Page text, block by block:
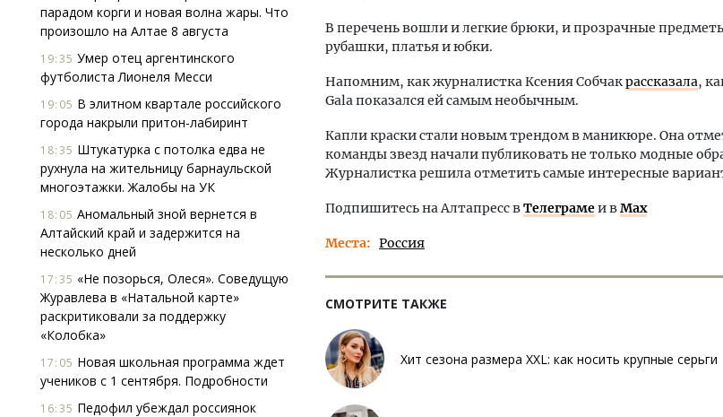
парадом корги и новая волна жары. Что
произошло на Алтае 8 августа
19:35 Умер отец аргентинского
футболиста Лионеля Месси
19:05 В элитном квартале российского
города накрыли притон-лабиринт
18:35 Штукатурка с потолка едва не
рухнула на жительницу барнаульской
многоэтажки. Жалобы на УК
18:05 Аномальный зной вернется в
Алтайский край и задержится на
несколько дней
17:35 «Не позорься, Олеся». Соведущую
Журавлева в «Натальной карте»
раскритиковали за поддержку
«Колобка»
17:05 Новая школьная программа ждет
учеников с 1 сентября. Подробности
16:35 Педофил убеждал россиянок
В перечень вошли и легкие брюки, и прозрачные
рубашки, платья и юбки.
Напомним, как журналистка Ксения Собчакрассказала,
Gala показался ей самым необычным.
Капли краски стали новым трендом в маникюре. Она
команды звезд начали публиковать не только модные
Журналистка решила отметить самые интересные
Подпишитесь на Алтапресс вТелеграмеи вMax
Места Россия
СМОТРИТЕ ТАКЖЕ
Хит сезона размера XXL: как носить крупные серьги